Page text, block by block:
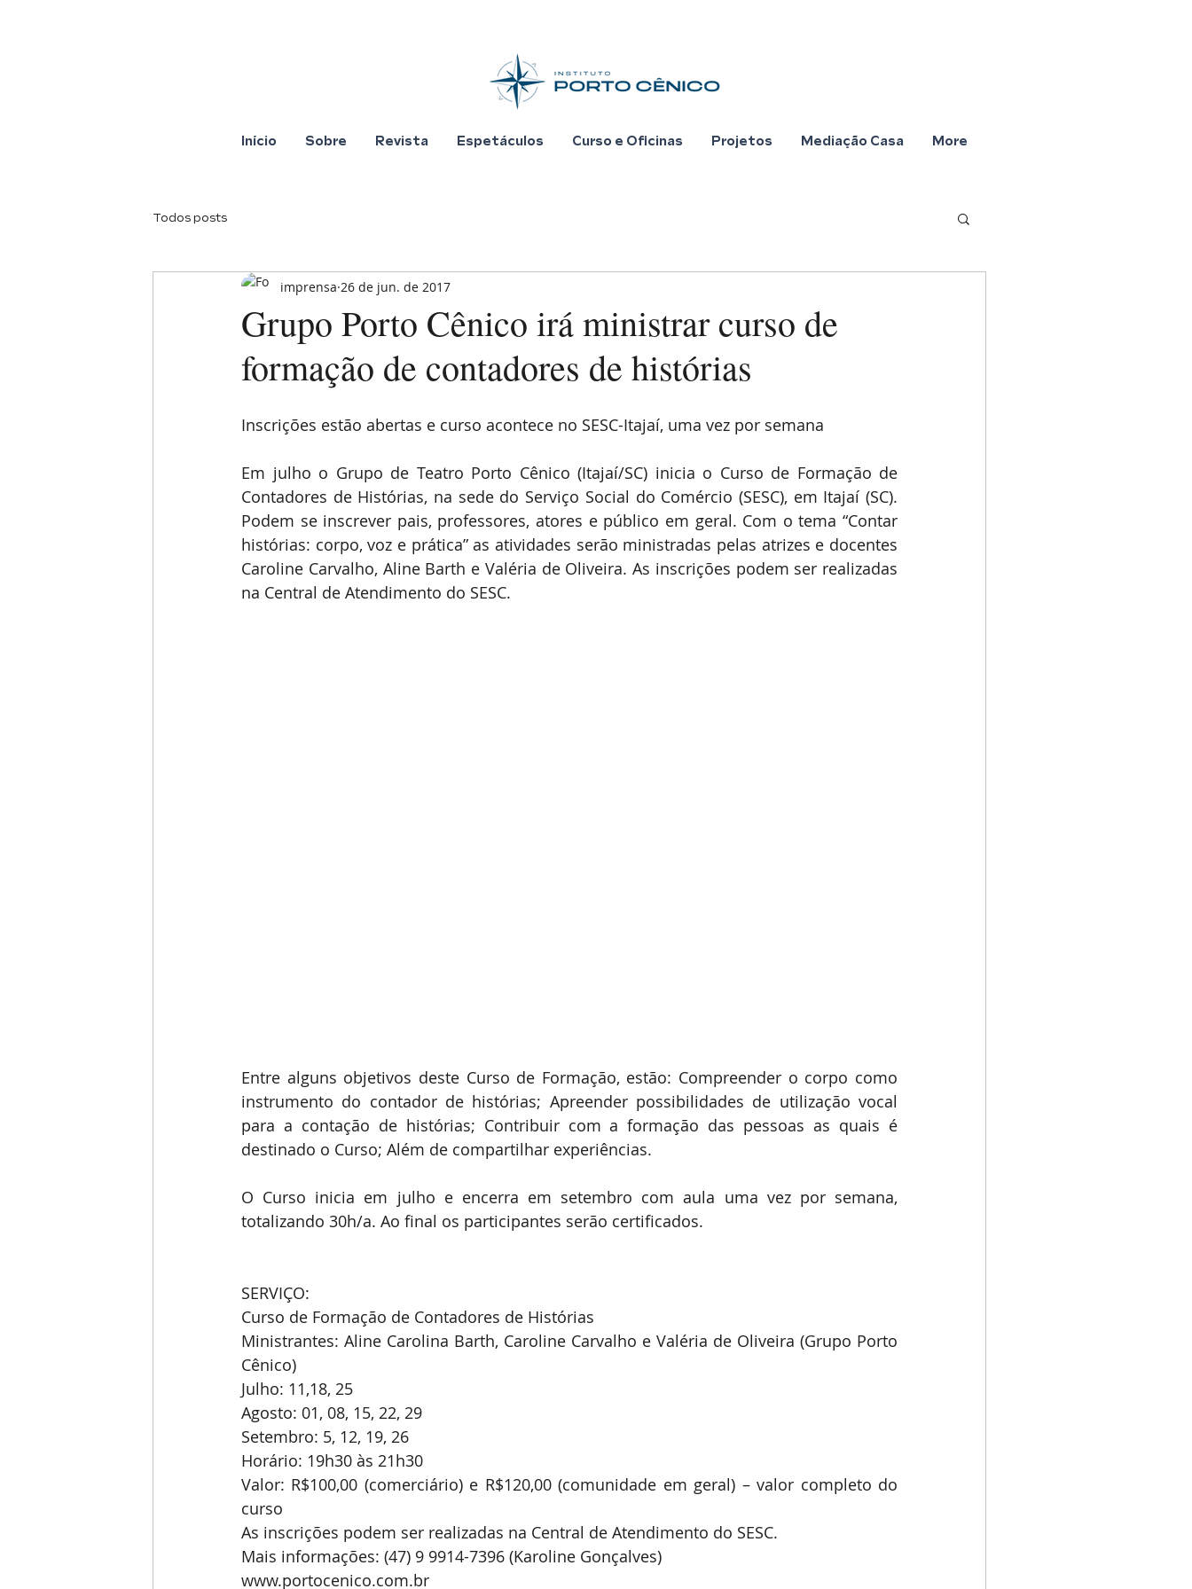
Início Sobre Revista Espetáculos Curso e Oficinas Projetos Mediação Casa More
Todos posts
Grupo Porto Cênico irá ministrar curso de
formação de contadores de histórias
imprensa 26 de jun. de 2017
Inscrições estão abertas e curso acontece no SESC-Itajaí, uma vez por semana
Em julho o Grupo de Teatro Porto Cênico (Itajaí/SC) inicia o Curso de Formação de
Contadores de Histórias, na sede do Serviço Social do Comércio (SESC), em Itajaí (SC).
Podem se inscrever pais, professores, atores e público em geral. Com o tema “Contar
histórias: corpo, voz e prática” as atividades serão ministradas pelas atrizes e docentes
Caroline Carvalho, Aline Barth e Valéria de Oliveira. As inscrições podem ser realizadas
na Central de Atendimento do SESC.
Entre alguns objetivos deste Curso de Formação, estão: Compreender o corpo como
instrumento do contador de histórias; Apreender possibilidades de utilização vocal
para a contação de histórias; Contribuir com a formação das pessoas as quais é
destinado o Curso; Além de compartilhar experiências.
O Curso inicia em julho e encerra em setembro com aula uma vez por semana,
totalizando 30h/a. Ao final os participantes serão certificados.
SERVIÇO:
Curso de Formação de Contadores de Histórias
Ministrantes: Aline Carolina Barth, Caroline Carvalho e Valéria de Oliveira (Grupo Porto
Cênico)
Julho: 11,18, 25
Agosto: 01, 08, 15, 22, 29
Setembro: 5, 12, 19, 26
Horário: 19h30 às 21h30
Valor: R$100,00 (comerciário) e R$120,00 (comunidade em geral) – valor completo do
curso
As inscrições podem ser realizadas na Central de Atendimento do SESC.
Mais informações: (47) 9 9914-7396 (Karoline Gonçalves)
www.portocenico.com.br